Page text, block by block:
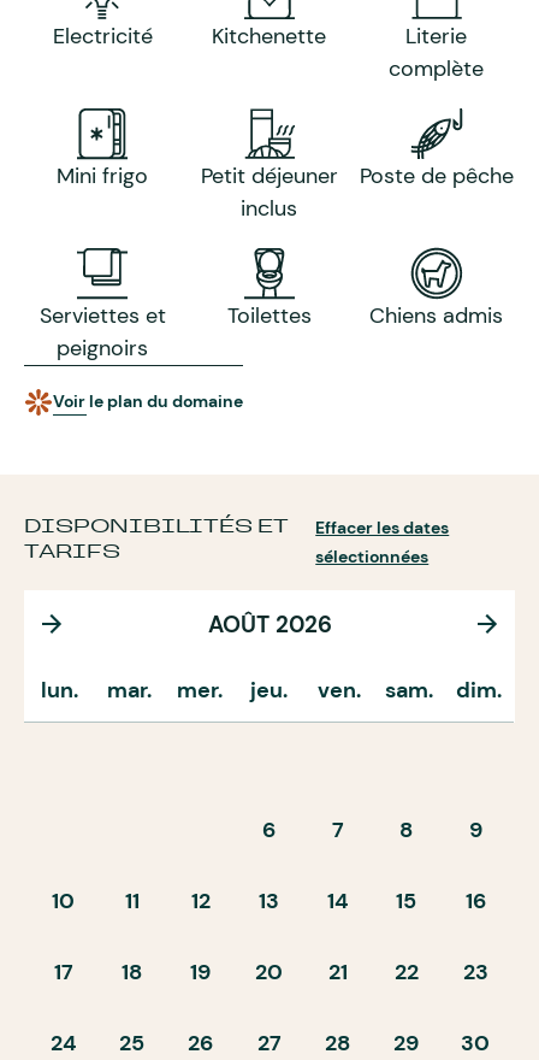
Electricité Kitchenette
Literie
complète
Mini frigo
Petit déjeuner
inclus
Poste de pêche
Serviettes et
peignoirs
Toilettes Chiens admis
Voir le plan du domaine
DISPONIBILITÉS ET
TARIFS
Effacer les dates
sélectionnées
AOÛT 2026
lun. mar. mer. jeu. ven. sam. dim.
6 7 8 9
10 11 12 13 14 15 16
17 18 19 20 21 22 23
24 25 26 27 28 29 30